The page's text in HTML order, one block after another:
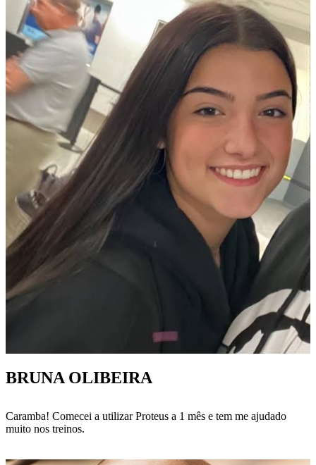
BRUNA OLIBEIRA
Caramba! Comecei a utilizar Proteus a 1 mês e tem me ajudado
muito nos treinos.